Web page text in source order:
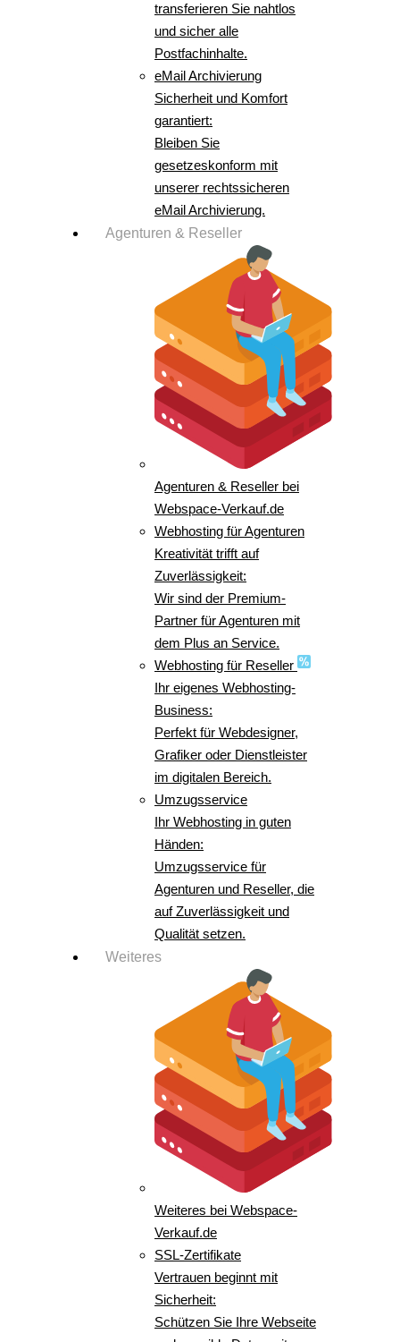
transferieren Sie nahtlos
und sicher alle
Postfachinhalte.
eMail Archivierung
Sicherheit und Komfort
garantiert:
Bleiben Sie
gesetzeskonform mit
unserer rechtssicheren
eMail Archivierung.
Agenturen & Reseller
Agenturen & Reseller bei
Webspace-Verkauf.de
Webhosting für Agenturen
Kreativität trifft auf
Zuverlässigkeit:
Wir sind der Premium-
Partner für Agenturen mit
dem Plus an Service.
Webhosting für Reseller
Ihr eigenes Webhosting-
Business:
Perfekt für Webdesigner,
Grafiker oder Dienstleister
im digitalen Bereich.
Umzugsservice
Ihr Webhosting in guten
Händen:
Umzugsservice für
Agenturen und Reseller, die
auf Zuverlässigkeit und
Qualität setzen.
Weiteres
Weiteres bei Webspace-
Verkauf.de
SSL-Zertifikate
Vertrauen beginnt mit
Sicherheit:
Schützen Sie Ihre Webseite